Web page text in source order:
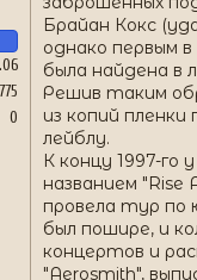
775
0
Брайан Кокс
однако первым
была найдена в
Решив таким
из копий
лейблу.
К концу 1997-
названием
провела тур по
был пошире, и
концертов и
"Aerosmith",